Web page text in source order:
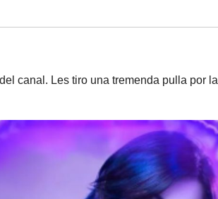
canal. Les tiro una tremenda pulla por la